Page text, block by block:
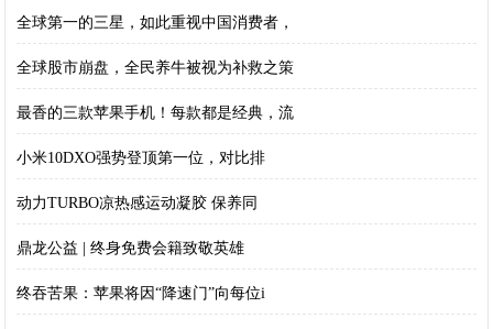
全球第一的三星，如此重视中国消费者，
全球股市崩盘，全民养牛被视为补救之策
最香的三款苹果手机！每款都是经典，流
小米10DXO强势登顶第一位，对比排
动力TURBO凉热感运动凝胶 保养同
鼎龙公益 | 终身免费会籍致敬英雄
终吞苦果：苹果将因“降速门”向每位i